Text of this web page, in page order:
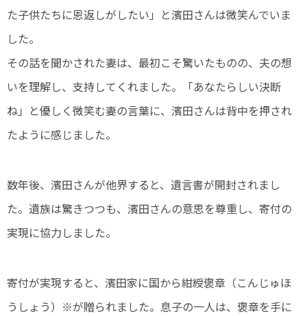
た子供たちに恩返しがしたい」と濱田さんは微笑んでいま
した。
その話を聞かされた妻は、最初こそ驚いたものの、夫の想
いを理解し、支持してくれました。「あなたらしい決断
ね」と優しく微笑む妻の言葉に、濱田さんは背中を押され
たように感じました。
数年後、濱田さんが他界すると、遺言書が開封されまし
た。遺族は驚きつつも、濱田さんの意思を尊重し、寄付の
実現に協力しました。
寄付が実現すると、濱田家に国から紺綬褒章（こんじゅほ
うしょう）※が贈られました。息子の一人は、褒章を手に